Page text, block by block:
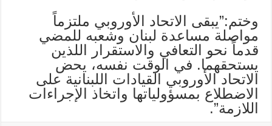
وختم:”يبقى الاتحاد الأوروبي ملتزماً
مواصلة مساعدة لبنان وشعبه للمضي
قدماً نحو التعافي والاستقرار اللذين
يستحقهما. في الوقت نفسه، يحض
الاتحاد الأوروبي القيادات اللبنانية على
الاضطلاع بمسؤولياتها واتخاذ الإجراءات
اللازمة”.